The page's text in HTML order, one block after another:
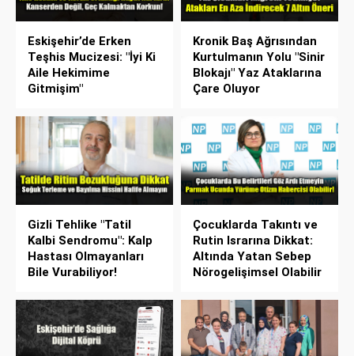
Eskişehir’de Erken
Teşhis Mucizesi: "İyi Ki
Aile Hekimime
Gitmişim"
Kronik Baş Ağrısından
Kurtulmanın Yolu "Sinir
Blokajı" Yaz Ataklarına
Çare Oluyor
Gizli Tehlike "Tatil
Kalbi Sendromu": Kalp
Hastası Olmayanları
Bile Vurabiliyor!
Çocuklarda Takıntı ve
Rutin Israrına Dikkat:
Altında Yatan Sebep
Nörogelişimsel Olabilir